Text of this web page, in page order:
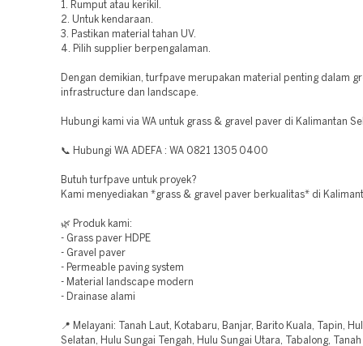
1. Rumput atau kerikil.
2. Untuk kendaraan.
3. Pastikan material tahan UV.
4. Pilih supplier berpengalaman.
Dengan demikian, turfpave merupakan material penting dalam
infrastructure dan landscape.
Hubungi kami via WA untuk grass & gravel paver di Kalimantan
📞 Hubungi WA ADEFA : WA 0821 1305 0400
Butuh turfpave untuk proyek?
Kami menyediakan *grass & gravel paver berkualitas* di
🌿 Produk kami:
- Grass paver HDPE
- Gravel paver
- Permeable paving system
- Material landscape modern
- Drainase alami
📍 Melayani: Tanah Laut, Kotabaru, Banjar, Barito Kuala, Tapin,
Selatan, Hulu Sungai Tengah, Hulu Sungai Utara, Tabalong,